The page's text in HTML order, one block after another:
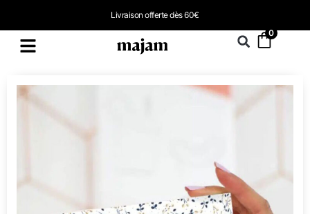
Livraison offerte dès 60€
0